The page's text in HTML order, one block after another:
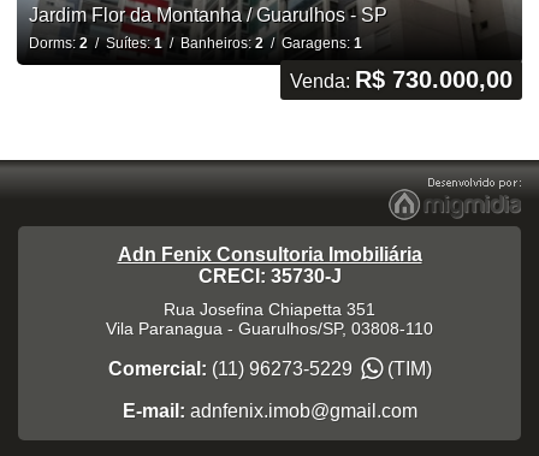
Jardim Flor da Montanha / Guarulhos - SP
Dorms: 2/ Suítes:1/ Banheiros:2/ Garagens: 1
Venda: R$ 730.000,00
Adn Fenix Consultoria Imobiliária
CRECI: 35730-J
Rua Josefina Chiapetta 351
Vila Paranagua - Guarulhos/SP, 03808-110
Comercial: (11) 96273-5229 (TIM)
E-mail: adnfenix.imob@gmail.com